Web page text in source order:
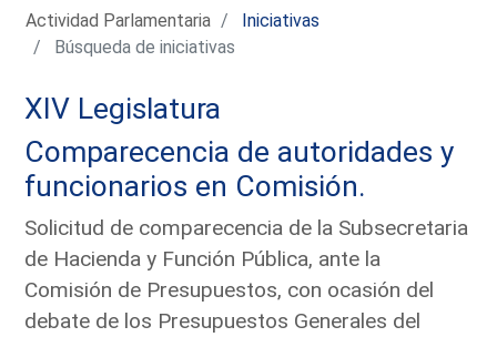
Actividad Parlamentaria
Iniciativas
Búsqueda de iniciativas
XIV Legislatura
Comparecencia de autoridades y
funcionarios en Comisión.
Solicitud de comparecencia de la Subsecretaria
de Hacienda y Función Pública, ante la
Comisión de Presupuestos, con ocasión del
debate de los Presupuestos Generales del